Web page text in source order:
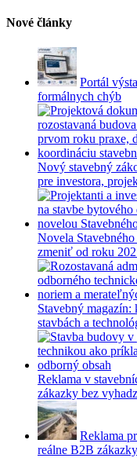
Nové články
Portál
formálnych chýb
Nový stavebný
pre investora,
Novela
zmeniť od roku
Stavebný
stavbách a
Reklama v
zákazky bez
Reklama
reálne B2B